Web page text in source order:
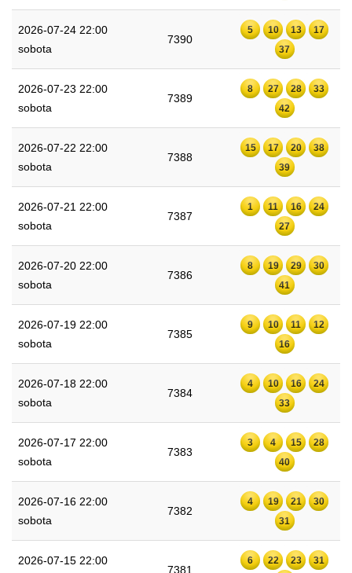
2026-07-24 22:00
sobota
7390
5 10 13
17
37
2026-07-23 22:00
sobota
7389
8 27 28
33
42
2026-07-22 22:00
sobota
7388
15 17 20
38
39
2026-07-21 22:00
sobota
7387
1 11 16
24
27
2026-07-20 22:00
sobota
7386
8 19 29
30
41
2026-07-19 22:00
sobota
7385
9 10 11
12
16
2026-07-18 22:00
sobota
7384
4 10 16
24
33
2026-07-17 22:00
sobota
7383
3 4 15
28
40
2026-07-16 22:00
sobota
7382
4 19 21
30
31
2026-07-15 22:00
7381
6 22 23 31